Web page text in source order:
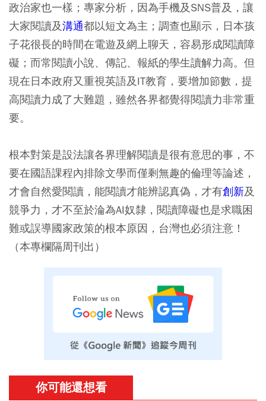
政治家也一樣；專家分析，因為手機及SNS普及，讓
大家閱讀及溝通都以短文為主；調查也顯示，日本孩
子花很長的時間在電遊及網上聊天，容易形成閱讀障
礙；而常閱讀小說、傳記、報紙的學生讀解力高。但
現在日本政府又重視英語及IT教育，要增加節數，提
高閱讀力成了大難題，雖然各界都覺得閱讀力非常重
要。
根本對策是設法讓各界理解閱讀是很有意思的事，不
要在國語課程內排除文學而僅剩無趣的倫理等論述，
才會自然愛閱讀，能閱讀才能辨認真偽，才有創新及
競爭力，才不至於淪為AI奴隸，閱讀障礙也是求職困
難或誤導國家政策的根本原因，台灣也必須注意！
（本專欄隔周刊出）